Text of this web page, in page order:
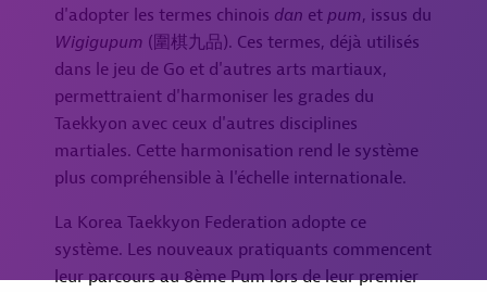
d'adopter les termes chinois dan et pum, issus du
Wigigupum (圍棋九品). Ces termes, déjà utilisés
dans le jeu de Go et d'autres arts martiaux,
permettraient d'harmoniser les grades du
Taekkyon avec ceux d'autres disciplines
martiales. Cette harmonisation rend le système
plus compréhensible à l'échelle internationale.
La Korea Taekkyon Federation adopte ce
système. Les nouveaux pratiquants commencent
leur parcours au 8ème Pum lors de leur premier